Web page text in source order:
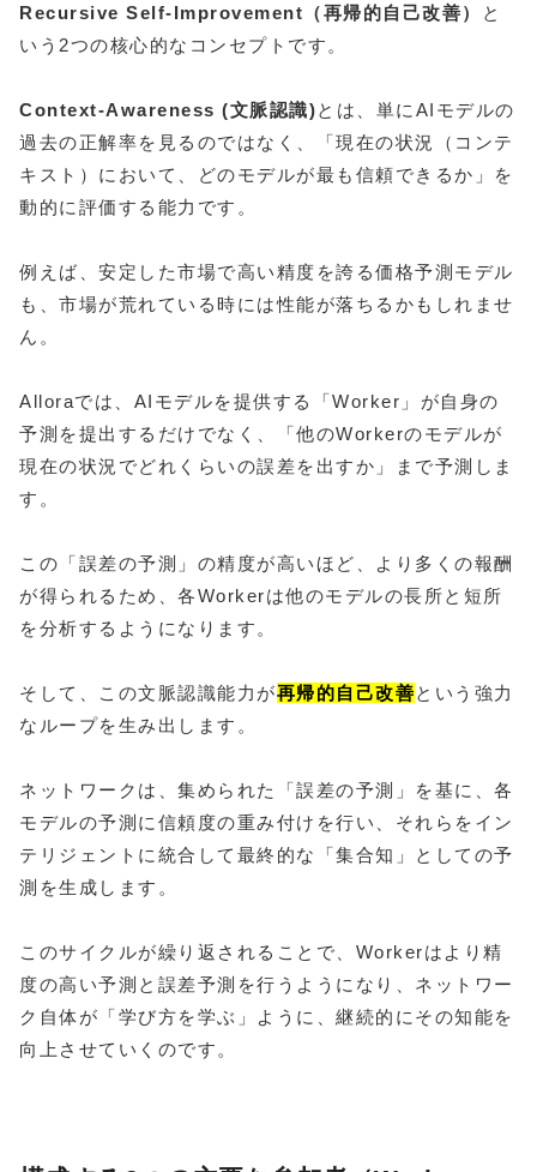
Recursive Self-Improvement（再帰的自己改善）
と
いう2つの核心的なコンセプトです。
Context-Awareness (文脈認識)とは、単にAIモデルの
過去の正解率を見るのではなく、「現在の状況（コンテ
キスト）において、どのモデルが最も信頼できるか」を
動的に評価する能力です。
例えば、安定した市場で高い精度を誇る価格予測モデル
も、市場が荒れている時には性能が落ちるかもしれませ
ん。
Alloraでは、AIモデルを提供する「Worker」が自身の
予測を提出するだけでなく、「他のWorkerのモデルが
現在の状況でどれくらいの誤差を出すか」まで予測しま
す。
この「誤差の予測」の精度が高いほど、より多くの報酬
が得られるため、各Workerは他のモデルの長所と短所
を分析するようになります。
そして、この文脈認識能力が再帰的自己改善という強力
なループを生み出します。
ネットワークは、集められた「誤差の予測」を基に、各
モデルの予測に信頼度の重み付けを行い、それらをイン
テリジェントに統合して最終的な「集合知」としての予
測を生成します。
このサイクルが繰り返されることで、Workerはより精
度の高い予測と誤差予測を行うようになり、ネットワー
ク自体が「学び方を学ぶ」ように、継続的にその知能を
向上させていくのです。